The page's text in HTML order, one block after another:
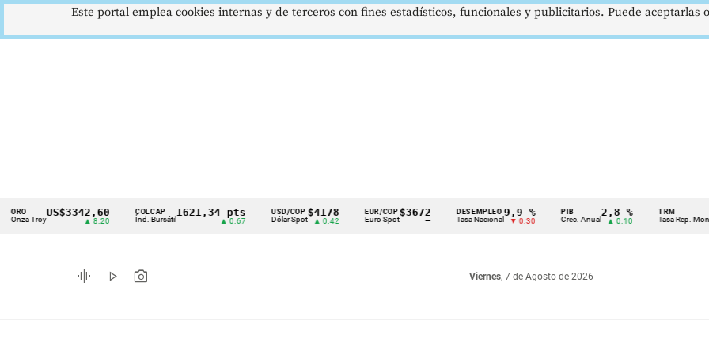
Cintillo
indicadores
económicos
US$3342,60 COLCAP
Índ. Bursátil
1621,34 pts USD/COP
Dólar Spot
$4178
▲ 0.42
EUR/COP
Euro Spot
$3672
—
DESEMPLEO
Tasa Nacional
9,9 %
▼ 0.30
PIB
Crec. Anual
2,8 %
▲ 0.10
TRM
Tasa Rep. Moneda
graphic_eq play_arrow photo_camera Viernes, 7 de Agosto de 2026
Este portal emplea cookies internas y de terceros con fines estadísticos, funcionales y publicitarios. Puede aceptarlas